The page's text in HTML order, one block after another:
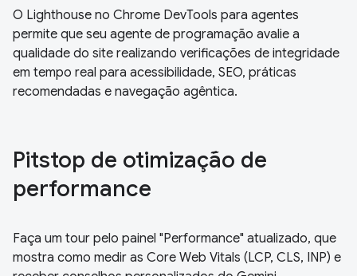
O Lighthouse no Chrome DevTools para agentes
permite que seu agente de programação avalie a
qualidade do site realizando verificações de integridade
em tempo real para acessibilidade, SEO, práticas
recomendadas e navegação agêntica.
Pitstop de otimização de
performance
Faça um tour pelo painel "Performance" atualizado, que
mostra como medir as Core Web Vitals (LCP, CLS, INP) e